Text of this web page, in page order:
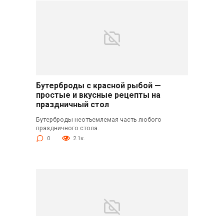
Бутерброды с красной рыбой —
простые и вкусные рецепты на
праздничный стол
Бутерброды неотъемлемая часть любого
праздничного стола.
0 2.1к.